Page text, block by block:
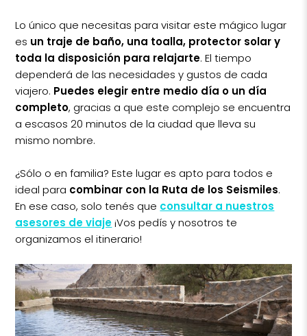
Lo único que necesitas para visitar este mágico lugar
es un traje de baño, una toalla, protector solar y
toda la disposición para relajarte. El tiempo
dependerá de las necesidades y gustos de cada
viajero. Puedes elegir entre medio día o un día
completo, gracias a que este complejo se encuentra
a escasos 20 minutos de la ciudad que lleva su
mismo nombre.
¿Sólo o en familia? Este lugar es apto para todos e
ideal para combinar con la Ruta de los Seismiles.
En ese caso, solo tenés que consultar a nuestros
asesores de viaje¡Vos pedís y nosotros te
organizamos el itinerario!